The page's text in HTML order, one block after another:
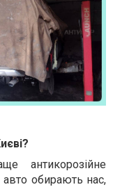
антикорозійне
авто обирають нас,